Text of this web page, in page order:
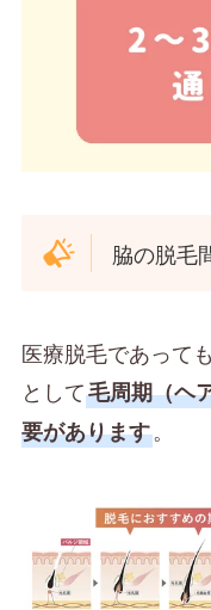
脇の脱毛
医療脱毛であって
として毛周期（ヘ
要があります。